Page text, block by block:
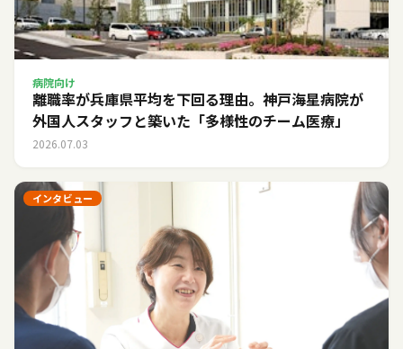
病院向け
離職率が兵庫県平均を下回る理由。神戸海星病院が
外国人スタッフと築いた「多様性のチーム医療」
2026.07.03
インタビュー